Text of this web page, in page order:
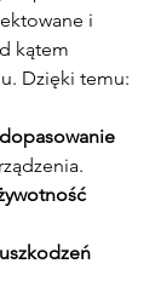
i
kątem
Dzięki temu: